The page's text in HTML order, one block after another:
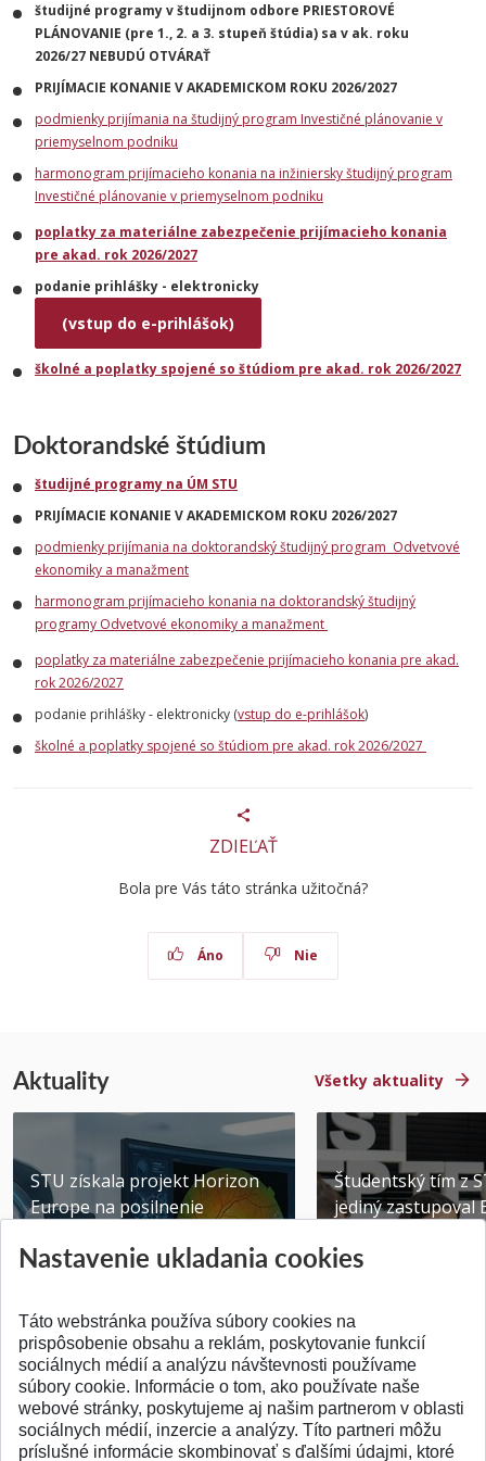
študijné programy v študijnom odbore PRIESTOROVÉ
PLÁNOVANIE (pre 1., 2. a 3. stupeň štúdia) sa v ak. roku
2026/27 NEBUDÚ OTVÁRAŤ
PRIJÍMACIE KONANIE V AKADEMICKOM ROKU 2026/2027
podmienky prijímania na študijný program Investičné plánovanie v
priemyselnom podniku
harmonogram prijímacieho konania na inžiniersky študijný program
Investičné plánovanie v priemyselnom podniku
poplatky za materiálne zabezpečenie prijímacieho konania
pre akad. rok 2026/2027
podanie prihlášky - elektronicky
(vstup do e-prihlášok)
školné a poplatky spojené so štúdiom pre akad. rok 2026/2027
Doktorandské štúdium
študijné programy na ÚM STU
PRIJÍMACIE KONANIE V AKADEMICKOM ROKU 2026/2027
podmienky prijímania na doktorandský študijný program Odvetvové
ekonomiky a manažment
harmonogram prijímacieho konania na doktorandský študijný
programy Odvetvové ekonomiky a manažment
poplatky za materiálne zabezpečenie prijímacieho konania pre akad.
rok 2026/2027
podanie prihlášky - elektronicky (vstup do e-prihlášok)
školné a poplatky spojené so štúdiom pre akad. rok 2026/2027
ZDIEĽAŤ
Bola pre Vás táto stránka užitočná?
Áno Nie
Aktuality Všetky aktuality
STU získala projekt Horizon
Europe na posilnenie
Publikované 31.07.2026
Študentský tím z
jediný zastupoval
Publikované
SPÄŤ NA VRCH
Nastavenie ukladania cookies
Táto webstránka používa súbory cookies na
prispôsobenie obsahu a reklám, poskytovanie funkcií
sociálnych médií a analýzu návštevnosti používame
súbory cookie. Informácie o tom, ako používate naše
webové stránky, poskytujeme aj našim partnerom v oblasti
sociálnych médií, inzercie a analýzy. Títo partneri môžu
príslušné informácie skombinovať s ďalšími údajmi, ktoré